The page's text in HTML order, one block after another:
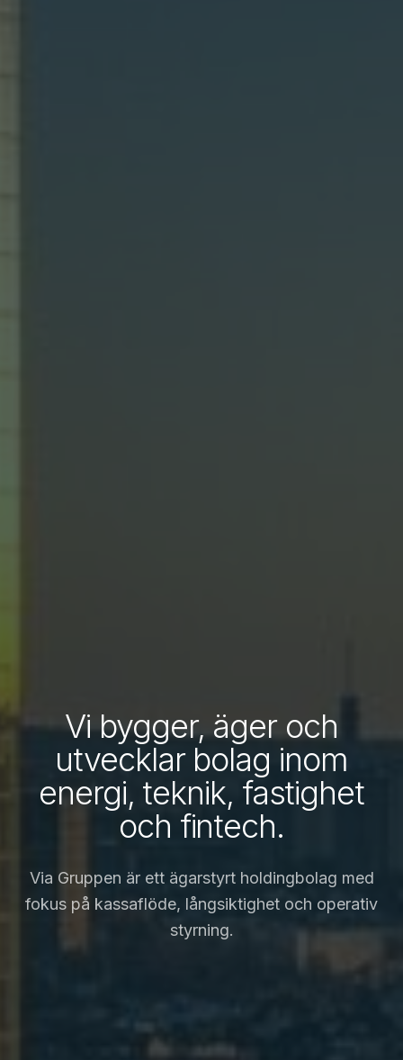
Vi bygger, äger och
utvecklar bolag inom
energi, teknik, fastighet
och fintech.
Via Gruppen är ett ägarstyrt holdingbolag med
fokus på kassaflöde, långsiktighet och operativ
styrning.